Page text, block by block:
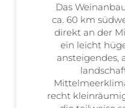
Das
ca. 60 km
direkt an der
ein leicht
ansteigendes,
recht